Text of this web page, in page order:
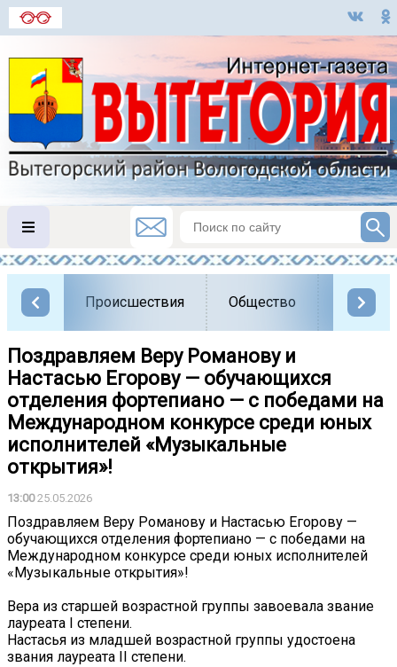
Происшествия Общество Власть
Поздравляем Веру Романову и
Настасью Егорову — обучающихся
отделения фортепиано — с победами на
Международном конкурсе среди юных
исполнителей «Музыкальные
открытия»!
13:0025.05.2026
Поздравляем Веру Романову и Настасью Егорову —
обучающихся отделения фортепиано — с победами на
Международном конкурсе среди юных исполнителей
«Музыкальные открытия»!
Вера из старшей возрастной группы завоевала звание
лауреата I степени.
Настасья из младшей возрастной группы удостоена
звания лауреата II степени.